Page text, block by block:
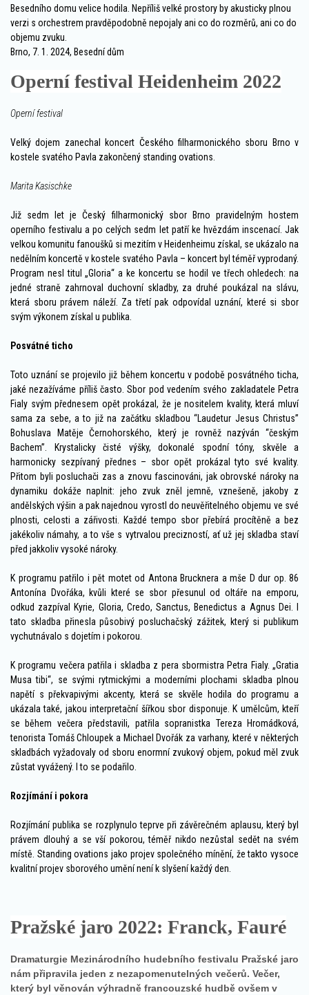
Besedního domu velice hodila. Nepříliš velké prostory by akusticky plnou
verzi s orchestrem pravděpodobně nepojaly ani co do rozměrů, ani co do
objemu zvuku.
Brno, 7. 1. 2024, Besední dům
Operní festival Heidenheim 2022
Operní festival
Velký dojem zanechal koncert Českého filharmonického sboru Brno v
kostele svatého Pavla zakončený standing ovations.
Marita Kasischke
Již sedm let je Český filharmonický sbor Brno pravidelným hostem
operního festivalu a po celých sedm let patří ke hvězdám inscenací. Jak
velkou komunitu fanoušků si mezitím v Heidenheimu získal, se ukázalo na
nedělním koncertě v kostele svatého Pavla – koncert byl téměř vyprodaný.
Program nesl titul „Gloria“ a ke koncertu se hodil ve třech ohledech: na
jedné straně zahrnoval duchovní skladby, za druhé poukázal na slávu,
která sboru právem náleží. Za třetí pak odpovídal uznání, které si sbor
svým výkonem získal u publika.
Posvátné ticho
Toto uznání se projevilo již během koncertu v podobě posvátného ticha,
jaké nezažíváme příliš často. Sbor pod vedením svého zakladatele Petra
Fialy svým přednesem opět prokázal, že je nositelem kvality, která mluví
sama za sebe, a to již na začátku skladbou “Laudetur Jesus Christus”
Bohuslava Matěje Černohorského, který je rovněž nazýván “českým
Bachem”. Krystalicky čisté výšky, dokonalé spodní tóny, skvěle a
harmonicky sezpívaný přednes – sbor opět prokázal tyto své kvality.
Přitom byli posluchači zas a znovu fascinováni, jak obrovské nároky na
dynamiku dokáže naplnit: jeho zvuk zněl jemně, vznešeně, jakoby z
andělských výšin a pak najednou vyrostl do neuvěřitelného objemu ve své
plnosti, celosti a zářivosti. Každé tempo sbor přebírá procítěně a bez
jakékoliv námahy, a to vše s vytrvalou precizností, ať už jej skladba staví
před jakkoliv vysoké nároky.
K programu patřilo i pět motet od Antona Brucknera a mše D dur op. 86
Antonína Dvořáka, kvůli které se sbor přesunul od oltáře na emporu,
odkud zazpíval Kyrie, Gloria, Credo, Sanctus, Benedictus a Agnus Dei. I
tato skladba přinesla působivý posluchačský zážitek, který si publikum
vychutnávalo s dojetím i pokorou.
K programu večera patřila i skladba z pera sbormistra Petra Fialy. „Gratia
Musa tibi“, se svými rytmickými a moderními plochami skladba plnou
napětí s překvapivými akcenty, která se skvěle hodila do programu a
ukázala také, jakou interpretační šířkou sbor disponuje. K umělcům, kteří
se během večera představili, patřila sopranistka Tereza Hromádková,
tenorista Tomáš Chloupek a Michael Dvořák za varhany, které v některých
skladbách vyžadovaly od sboru enormní zvukový objem, pokud měl zvuk
zůstat vyvážený. I to se podařilo.
Rozjímání i pokora
Rozjímání publika se rozplynulo teprve při závěrečném aplausu, který byl
právem dlouhý a se vší pokorou, téměř nikdo nezůstal sedět na svém
místě. Standing ovations jako projev společného mínění, že takto vysoce
kvalitní projev sborového umění není k slyšení každý den.
Pražské jaro 2022: Franck, Fauré
Dramaturgie Mezinárodního hudebního festivalu Pražské jaro
nám připravila jeden z nezapomenutelných večerů. Večer,
který byl věnován výhradně francouzské hudbě ovšem v